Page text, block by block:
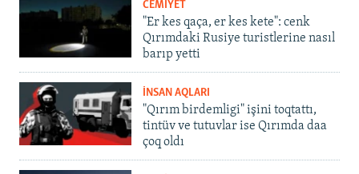
CEMİYET
"Er kes qaça, er kes kete": cenk
Qırımdaki Rusiye turistlerine nasıl
barıp yetti
İNSAN AQLARI
"Qırım birdemligi" işini toqtattı,
tintüv ve tutuvlar ise Qırımda daa
çoq oldı